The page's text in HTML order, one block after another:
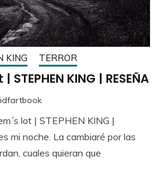
KING TERROR
KING | RESEÑA
lot | STEPHEN KING |
mi noche. La cambiaré por las
cuales quieran que